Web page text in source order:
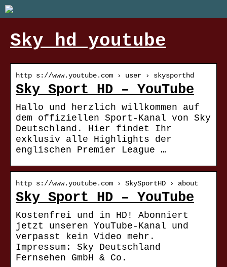
Sky hd youtube
http s://www.youtube.com › user › skysporthd
Sky Sport HD – YouTube
Hallo und herzlich willkommen auf
dem offiziellen Sport-Kanal von Sky
Deutschland. Hier findet Ihr
exklusiv alle Highlights der
englischen Premier League …
http s://www.youtube.com › SkySportHD › about
Sky Sport HD – YouTube
Kostenfrei und in HD! Abonniert
jetzt unseren YouTube-Kanal und
verpasst kein Video mehr.
Impressum: Sky Deutschland
Fernsehen GmbH & Co.